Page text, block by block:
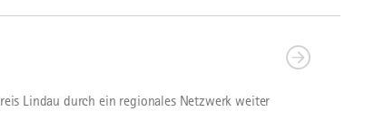
Lindau durch ein regionales Netzwerk weiter